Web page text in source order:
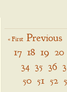
« First Previous
17 18 19 20
34 35 36
50 51 52